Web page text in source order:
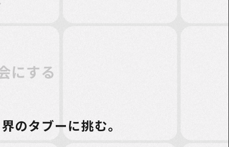
にする
のタブーに挑む。